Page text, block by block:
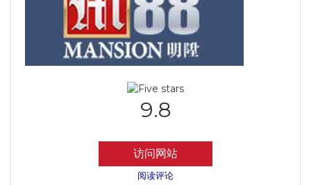
9.8
访问网站
阅读评论